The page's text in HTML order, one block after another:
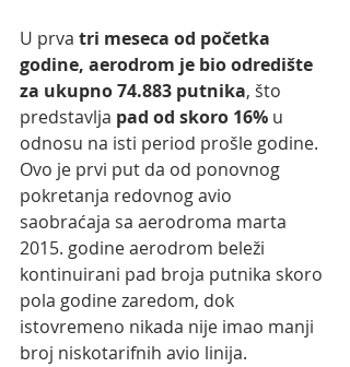
U prva tri meseca od početka
godine, aerodrom je bio odredište
za ukupno 74.883 putnika, što
predstavlja pad od skoro 16% u
odnosu na isti period prošle godine.
Ovo je prvi put da od ponovnog
pokretanja redovnog avio
saobraćaja sa aerodroma marta
2015. godine aerodrom beleži
kontinuirani pad broja putnika skoro
pola godine zaredom, dok
istovremeno nikada nije imao manji
broj niskotarifnih avio linija.